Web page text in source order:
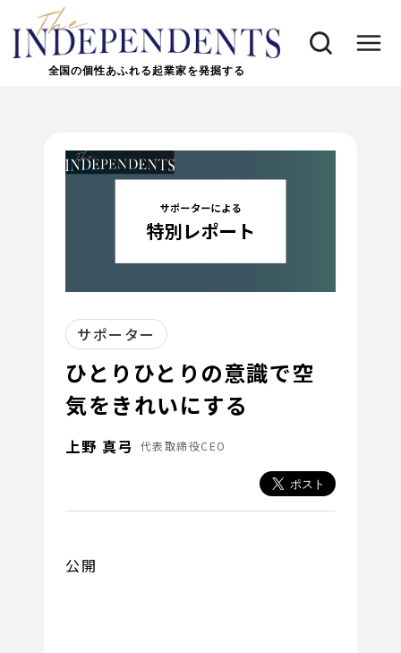
全国の個性あふれる起業家を発掘する
サポーター
ひとりひとりの意識で空
気をきれいにする
上野 真弓 代表取締役CEO
公開